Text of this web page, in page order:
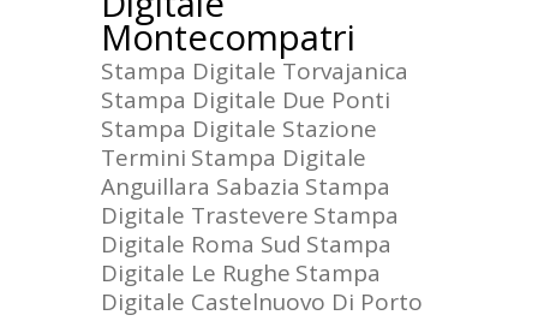
Montecompatri
Stampa Digitale Torvajanica
Stampa Digitale Due Ponti
Stampa Digitale Stazione
Termini Stampa Digitale
Anguillara Sabazia Stampa
Digitale Trastevere Stampa
Digitale Roma Sud Stampa
Digitale Le Rughe Stampa
Digitale Castelnuovo Di Porto